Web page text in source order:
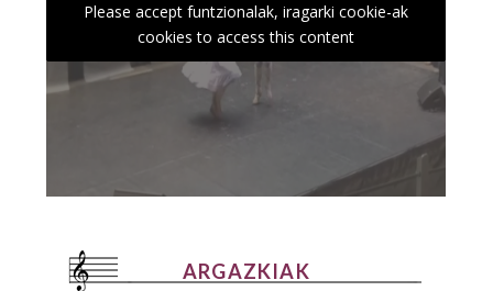
Please accept funtzionalak, iragarki cookie-ak
cookies to access this content
ARGAZKIAK